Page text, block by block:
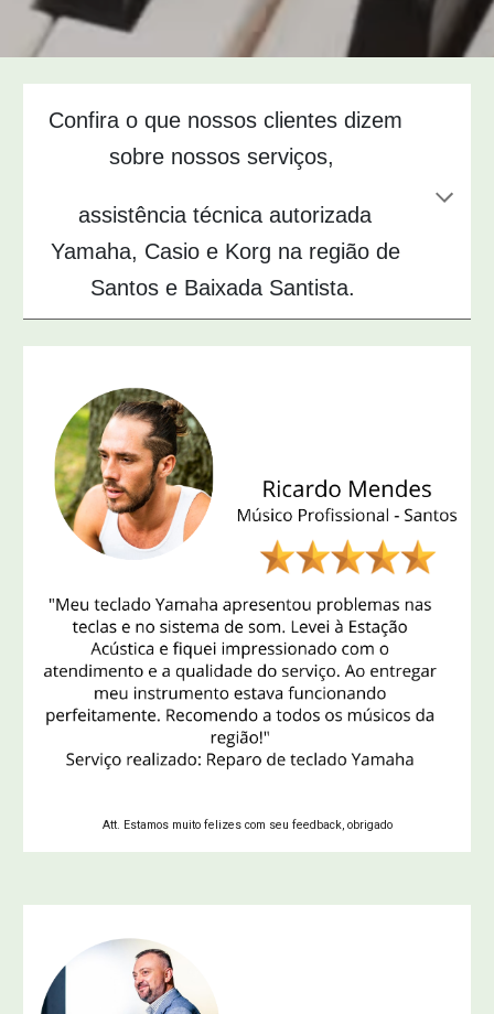
Confira o que nossos clientes dizem
sobre nossos serviços,
assistência técnica autorizada
Yamaha, Casio e Korg na região de
Santos e Baixada Santista.
Att. Estamos muito felizes com seu feedback, obrigado